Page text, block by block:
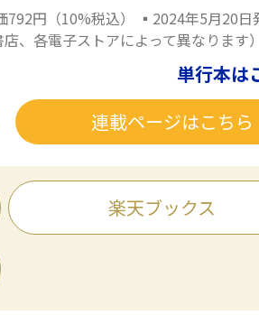
円（10%税込） ▪2024年5月20日
、各電子ストアによって異なります）
単行本は
連載ページはこちら
楽天ブックス